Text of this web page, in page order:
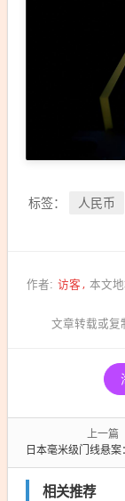
标签： 人民币
作者: 访客 本文地
文章转载或复
上一篇
日本毫米级门线悬案：门将极限扑救
相关推荐